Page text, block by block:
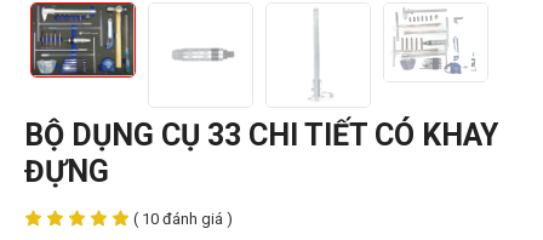
BỘ DỤNG CỤ 33 CHI TIẾT CÓ KHAY
ĐỰNG
( 10 đánh giá )